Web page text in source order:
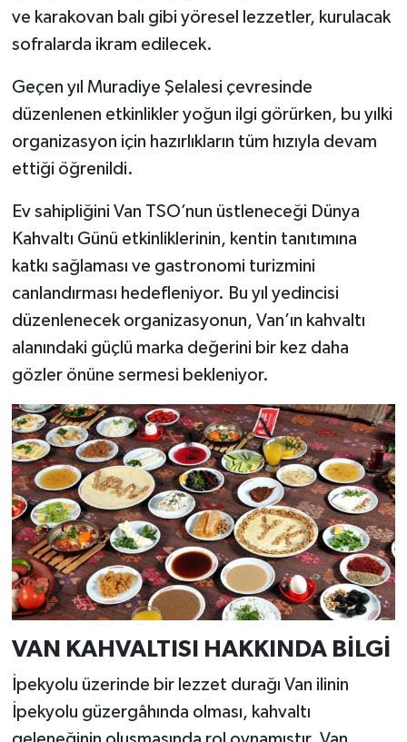
ve karakovan balı gibi yöresel lezzetler, kurulacak
sofralarda ikram edilecek.
Geçen yıl Muradiye Şelalesi çevresinde
düzenlenen etkinlikler yoğun ilgi görürken, bu yılki
organizasyon için hazırlıkların tüm hızıyla devam
ettiği öğrenildi.
Ev sahipliğini Van TSO’nun üstleneceği Dünya
Kahvaltı Günü etkinliklerinin, kentin tanıtımına
katkı sağlaması ve gastronomi turizmini
canlandırması hedefleniyor. Bu yıl yedincisi
düzenlenecek organizasyonun, Van’ın kahvaltı
alanındaki güçlü marka değerini bir kez daha
gözler önüne sermesi bekleniyor.
VAN KAHVALTISI HAKKINDA BİLGİ
İpekyolu üzerinde bir lezzet durağı Van ilinin
İpekyolu güzergâhında olması, kahvaltı